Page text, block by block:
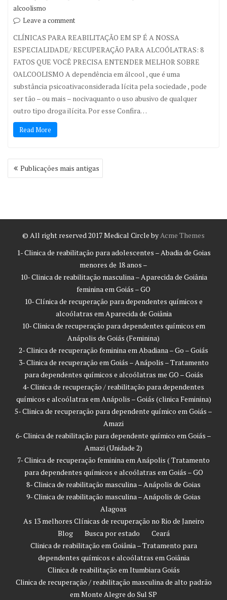
alcoolismo
Leave a comment
CLÍNICAS PARA REABILITAÇÃO EM SP É A NOSSA
ESPECIALIDADE/ RECUPERAÇÃO PARA ALCOÓLATRAS: 8
FATOS QUE VOCÊ PRECISA ENTENDER MELHOR SOBRE
OALCOOLISMO A dependência em álcool , que é uma
substância psicoativaconsiderada lícita pela sociedade , pode
ser tão – ou mais – nocivaquanto o uso abusivo de qualquer
outro tipo droga ilícita. Por esse Confira…
Read More
Navegação
por
Publicações mais antigas
© All right reserved 2017Medical Circle byAcme Themes
1- Clinica de reabilitação para adolescentes – Abadia de Goias
menores de 18 anos –
10- Clinica de reabilitação masculina – Aparecida de Goiânia
feminina em Goiás – GO
10- Clínica de recuperação para dependentes químicos e
alcoólatras em Aparecida de Goiânia
10- Clinica de recuperação para dependentes químicos em
Anápolis de Goiás (Feminina)
2- Clinica de recuperação feminina em Abadiana – Go – Goiás
3- Clinica de recuperação em Goiás – Anápolis – Tratamento
para dependentes químicos e alcoólatras me GO – Goiás
4- Clinica de recuperação / reabilitação para dependentes
químicos e alcoólatras em Anápolis – Goiás (clinica Feminina)
5- Clinica de recuperação para dependente químico em Goiás –
Amazi
6- Clinica de reabilitação para dependente químico em Goiás –
Amazi (Unidade 2)
7- Clinica de recuperação feminina em Anápolis ( Tratamento
para dependentes químicos e alcoólatras em Goiás – GO
8- Clinica de reabilitação masculina – Anápolis de Goias
9- Clinica de reabilitação masculina – Anápolis de Goias
Alagoas
As 13 melhores Clínicas de recuperação no Rio de Janeiro
Blog
Busca por estado
Ceará
Clinica de reabilitação em Goiânia – Tratamento para
dependentes químicos e alcoólatras em Goiânia
Clinica de reabilitação em Itumbiara Goiás
Clinica de recuperação / reabilitação masculina de alto padrão
em Monte Alegre do Sul SP